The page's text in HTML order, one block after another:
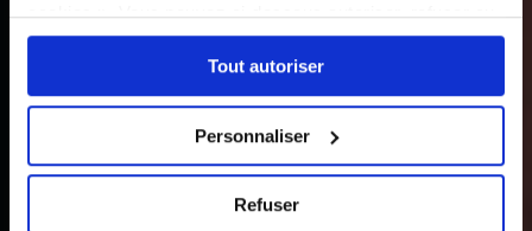
cookies ». Vous pouvez ci-dessous autoriser, refuser ou
sélectionner les cookies selon les finalités via l'onglet
« Détails ». À tout moment, vous pouvez modifier votre
choix en cliquant sur le lien « Cookies » en bas des
Tout autoriser
Personnaliser
Refuser